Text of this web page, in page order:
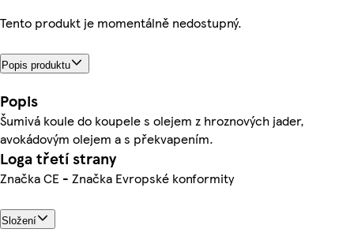
Tento produkt je momentálně nedostupný.
Popis produktu
Popis
Šumivá koule do koupele s olejem z hroznových jader,
avokádovým olejem a s překvapením.
Loga třetí strany
Značka CE - Značka Evropské konformity
Složení